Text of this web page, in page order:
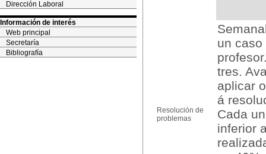
Dirección Laboral
Información de interés
Web principal
Secretaría
Bibliografía
Resolución de
problemas
un
tres.
aplicar
á
Cada
inferior